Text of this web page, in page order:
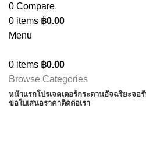
0 Compare
0 items ฿0.00
Menu
0 items ฿0.00
Browse Categories
หน้าแรกโปรเจคเตอร์กระดานอัจฉริยะจอ
ขอใบเสนอราคาติดต่อเรา